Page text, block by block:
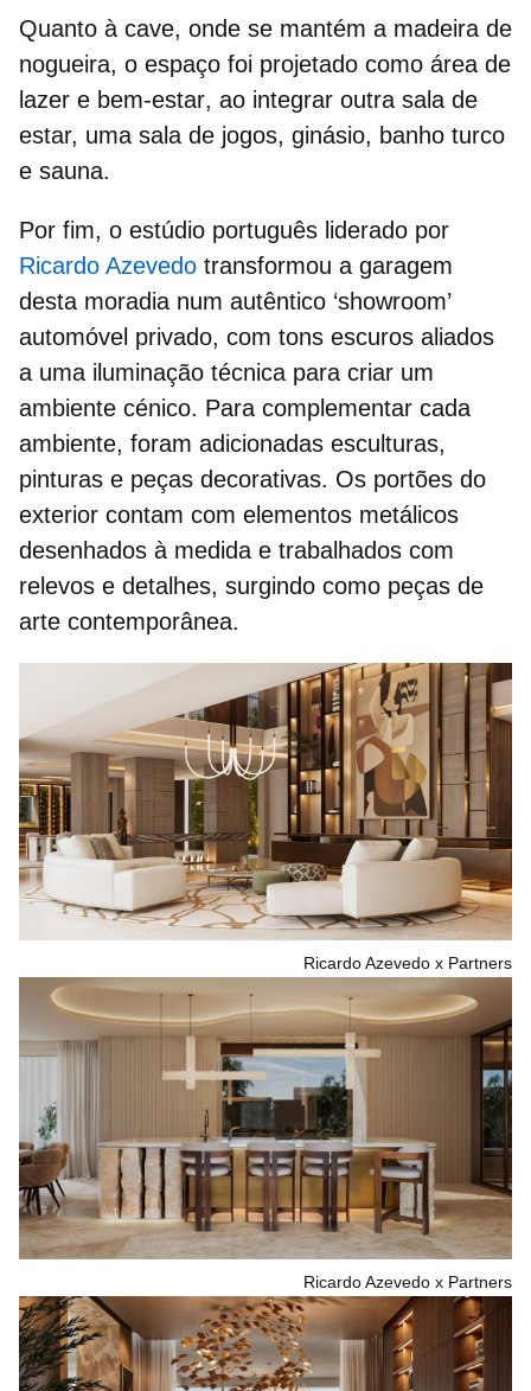
Quanto à cave, onde se mantém a madeira de
nogueira, o espaço foi projetado como área de
lazer e bem-estar, ao integrar outra sala de
estar, uma sala de jogos, ginásio, banho turco
e sauna.
Por fim, o estúdio português liderado por
Ricardo Azevedo transformou a garagem
desta moradia num autêntico ‘showroom’
automóvel privado, com tons escuros aliados
a uma iluminação técnica para criar um
ambiente cénico. Para complementar cada
ambiente, foram adicionadas esculturas,
pinturas e peças decorativas. Os portões do
exterior contam com elementos metálicos
desenhados à medida e trabalhados com
relevos e detalhes, surgindo como peças de
arte contemporânea.
Ricardo Azevedo x Partners
Ricardo Azevedo x Partners